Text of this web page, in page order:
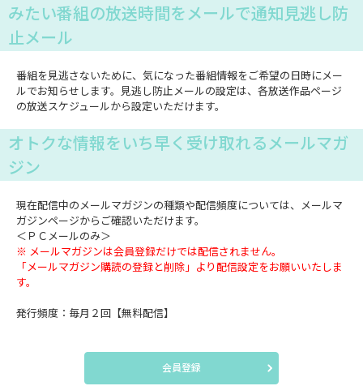
みたい番組の放送時間をメールで通知見逃し防
止メール
番組を見逃さないために、気になった番組情報をご希望の日時にメー
ルでお知らせします。見逃し防止メールの設定は、各放送作品ページ
の放送スケジュールから設定いただけます。
オトクな情報をいち早く受け取れるメールマガ
ジン
現在配信中のメールマガジンの種類や配信頻度については、メールマ
ガジンページからご確認いただけます。
＜ＰＣメールのみ＞
※ メールマガジンは会員登録だけでは配信されません。
「メールマガジン購読の登録と削除」より配信設定をお願いいたしま
す。
発行頻度：毎月２回【無料配信】
会員登録